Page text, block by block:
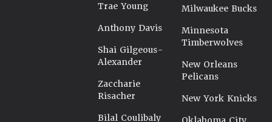
Trae Young
Anthony Davis
Shai Gilgeous-
Alexander
Zaccharie
Risacher
Bilal Coulibaly
Milwaukee Bucks
Minnesota
Timberwolves
New Orleans
Pelicans
New York Knicks